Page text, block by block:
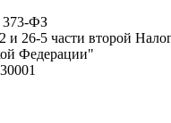
373-ФЗ
26-5 части второй
Федерации"